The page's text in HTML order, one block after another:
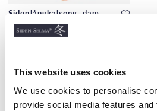
This website uses cookies
We use cookies to personalise
provide social media features
Sidenlångkalsong, dam,
svart
850 kr